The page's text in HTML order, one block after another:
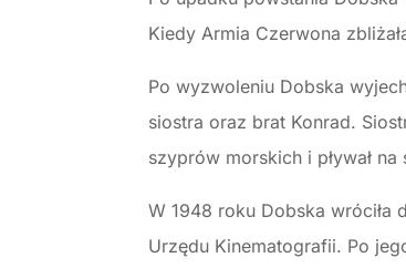
Kiedy Armia Czerwona
Po wyzwoleniu Dobska
siostra oraz brat Konrad.
szyprów morskich i pływał na
W 1948 roku Dobska wróciła
Urzędu Kinematografii. Po